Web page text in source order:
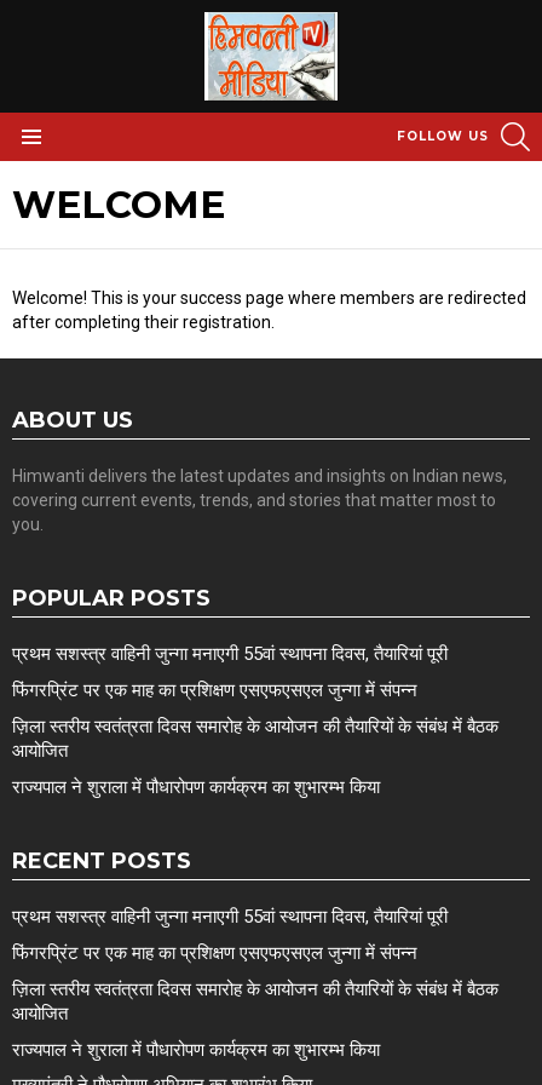
FOLLOW US
WELCOME
Welcome! This is your success page where members are redirected
after completing their registration.
ABOUT US
Himwanti delivers the latest updates and insights on Indian news,
covering current events, trends, and stories that matter most to
you.
POPULAR POSTS
प्रथम सशस्त्र वाहिनी जुन्गा मनाएगी 55वां स्थापना दिवस, तैयारियां पूरी
फिंगरप्रिंट पर एक माह का प्रशिक्षण एसएफएसएल जुन्गा में संपन्न
ज़िला स्तरीय स्वतंत्रता दिवस समारोह के आयोजन की तैयारियों के संबंध में बैठक
आयोजित
राज्यपाल ने शुराला में पौधारोपण कार्यक्रम का शुभारम्भ किया
RECENT POSTS
प्रथम सशस्त्र वाहिनी जुन्गा मनाएगी 55वां स्थापना दिवस, तैयारियां पूरी
फिंगरप्रिंट पर एक माह का प्रशिक्षण एसएफएसएल जुन्गा में संपन्न
ज़िला स्तरीय स्वतंत्रता दिवस समारोह के आयोजन की तैयारियों के संबंध में बैठक
आयोजित
राज्यपाल ने शुराला में पौधारोपण कार्यक्रम का शुभारम्भ किया